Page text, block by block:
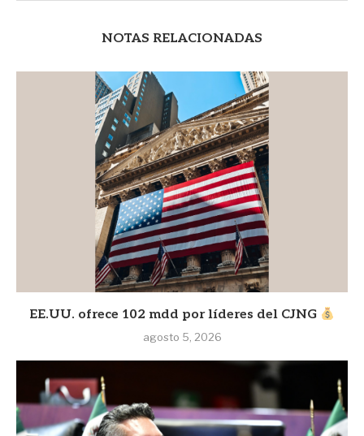
NOTAS RELACIONADAS
EE.UU. ofrece 102 mdd por líderes del CJNG
agosto 5, 2026